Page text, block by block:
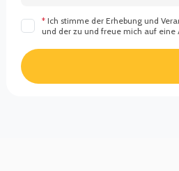
* Ich stimme der Erhebung und
und der zu und freue mich auf eine